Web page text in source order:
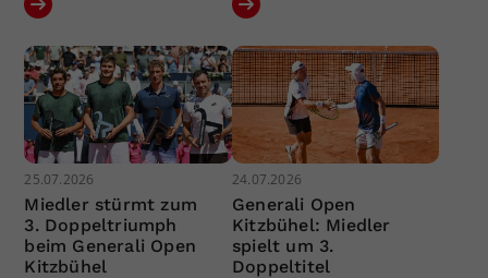
25.07.2026
Miedler stürmt zum
3. Doppeltriumph
beim Generali Open
Kitzbühel
24.07.2026
Generali Open
Kitzbühel: Miedler
spielt um 3.
Doppeltitel